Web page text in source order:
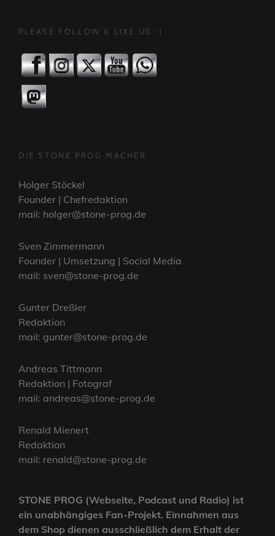
PLEASE FOLLOW & LIKE US :)
DIE STONE PROG MACHER
Holger Stöckel
Founder | Chefredaktion
mail: holger@stone-prog.de
Sven Zimmermann
Founder | Umsetzung | Social Media
mail: sven@stone-prog.de
Gunter Dreßler
Redaktion
mail: gunter@stone-prog.de
Andreas Tittmann
Redaktion | Fotograf
mail: andreas@stone-prog.de
Renald Mienert
Redaktion
mail: renald@stone-prog.de
STONE PROG (Webseite, Podcast und Radio) ist
ein unabhängiges Fan-Projekt. Einnahmen aus
dem Shop dienen ausschließlich dem Erhalt der